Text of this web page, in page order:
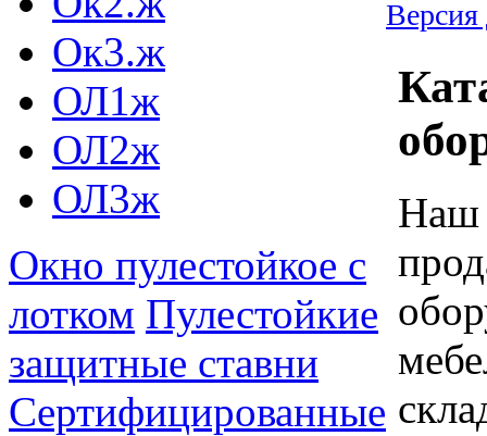
Ок3.ж
ОЛ1ж
ОЛ2ж
ОЛ3ж
Окно пулестойкое с
лотком Пулестойкие
защитные ставни
Сертифицированные
Версия
Наш